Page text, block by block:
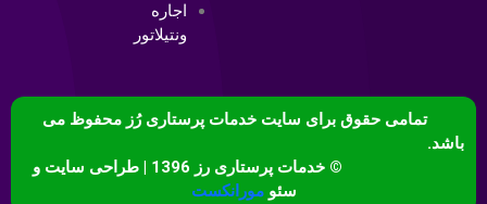
ونتیلاتور
تمامی حقوق برای سایت خدمات پرستاری رُز محفوظ می
باشد.
سئومورانکست